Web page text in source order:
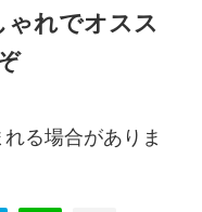
ゃれでオスス
る場合がありま